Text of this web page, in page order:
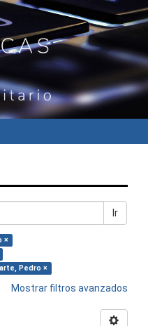
Ir
×
Pedro ×
Mostrar filtros avanzados